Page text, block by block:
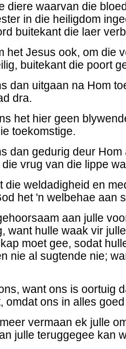
diere waarvan die
in die heiligdom
buitekant die laer
het Jesus ook, om die
buitekant die poort
dan uitgaan na Hom
dra.
het hier geen
toekomstige.
dan gedurig deur Hom
die vrug van die lippe
die weldadigheid en
het 'n welbehae aan
aan julle
want hulle waak vir
moet gee, sodat
nie al sugtende nie;
want ons is oortuig
omdat ons in alles
vermaan ek julle
julle teruggegee kan